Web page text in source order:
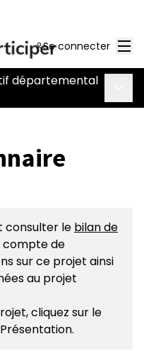
Se connecter
départemental
consulter le bilan de
un nouvel onglet)
compte de
sur ce projet ainsi
dans un nouvel onglet)
au projet
cliquez sur le